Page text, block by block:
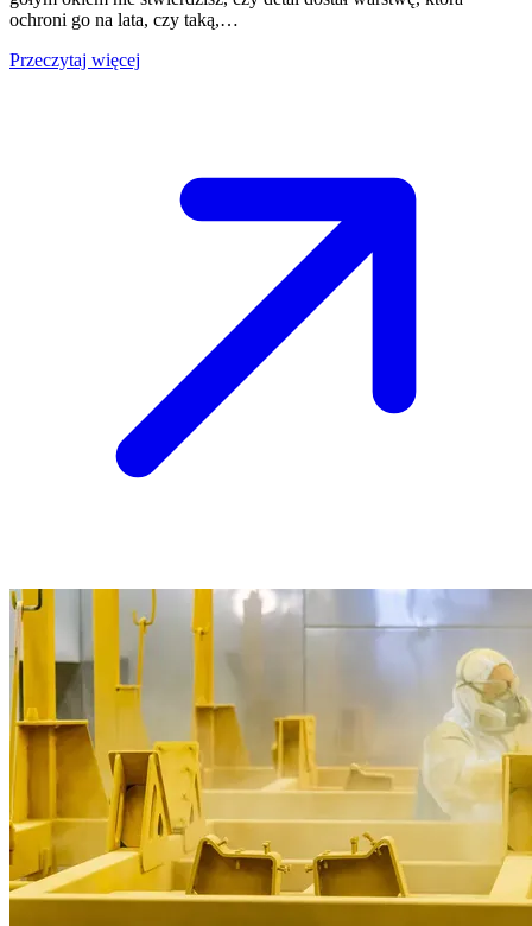
ochroni go na lata, czy taką,…
Przeczytaj więcej